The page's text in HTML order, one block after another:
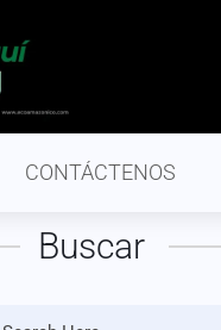
CONTÁCTENOS
Buscar